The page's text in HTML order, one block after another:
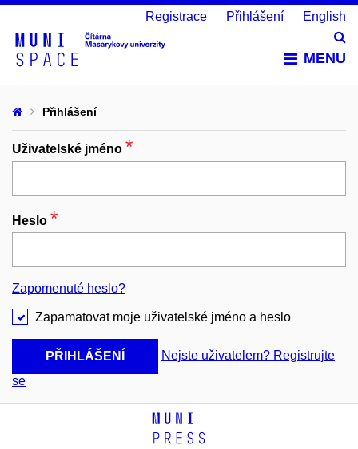
MENU
Registrace Přihlášení English
Přihlášení
Uživatelské jméno *
Heslo *
Zapomenuté heslo?
Zapamatovat moje uživatelské jméno a heslo
PŘIHLÁŠENÍ
Nejste uživatelem? Registrujte
se